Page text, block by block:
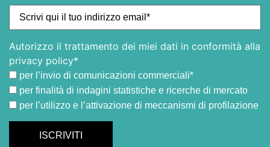
Autorizzo il trattamento dei miei dati in conformità alla
privacy policy*
per l’invio di comunicazioni commerciali*
per finalità di indagini statistiche e ricerche di mercato
per l’utilizzo e l’attivazione di meccanismi di profilazione